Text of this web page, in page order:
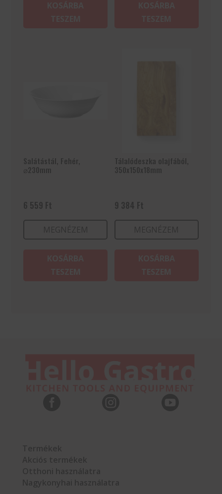
Salátástál, Fehér,
⌀230mm
6 559 Ft
MEGNÉZEM
Tálalódeszka olajfából,
350x150x18mm
9 384 Ft
MEGNÉZEM